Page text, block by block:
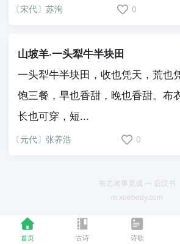
首页 古诗 诗歌
〔宋代〕苏洵 0
山坡羊·一头犁牛半块田
一头犁牛半块田，收也凭天，荒也
饱三餐，早也香甜，晚也香甜。布
长也可穿，短...
〔元代〕张养浩 0
有志者事竟成 — 后汉书
m.xuebody.com